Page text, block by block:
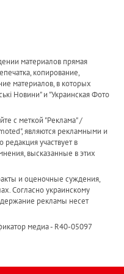
материалов прямая
копирование,
материалов, в которых
Новини" и "Украинская Фото
с меткой "Реклама" /
являются рекламными и
участвует в
высказанные в этих
и оценочные суждения,
Согласно украинскому
рекламы несет
медиа - R40-05097